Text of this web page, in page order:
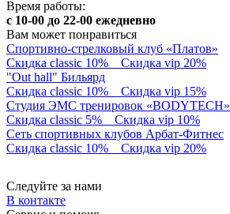
Время работы:
с 10-00 до 22-00 ежедневно
Вам может понравиться
Спортивно-стрелковый клуб «Платов»
Скидка classic 10%
Скидка vip 20%
"Out hall" Бильярд
Скидка classic 10%
Скидка vip 15%
Студия ЭМС тренировок «BODYTECH»
Скидка classic 5%
Скидка vip 10%
Сеть спортивных клубов Арбат-Фитнес
Скидка classic 10%
Скидка vip 20%
Следуйте за нами
В контакте